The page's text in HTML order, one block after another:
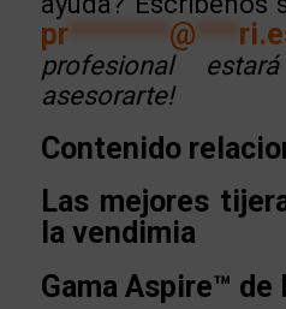
pr******* @ ***
profesional
asesorarte!
Contenido
Las mejores
la vendimia
Gama Aspire™ de